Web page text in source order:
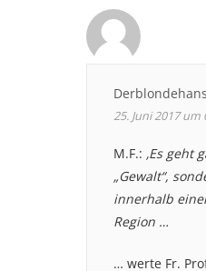
Derblondehans
25. Juni 2017 um
M.F.: ‚Es geht
„Gewalt“,
innerhalb
Region …
… werte Fr.